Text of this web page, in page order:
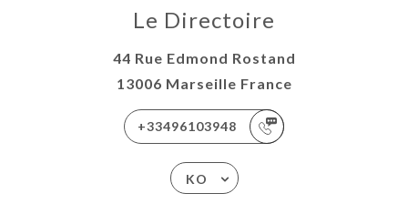
Le Directoire
44 Rue Edmond Rostand
13006 Marseille France
+33496103948
KO